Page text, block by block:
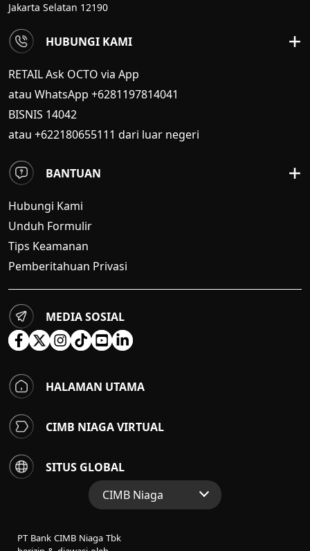
Jakarta Selatan 12190
HUBUNGI KAMI
RETAIL Ask OCTO via App
atau WhatsApp +6281197814041
BISNIS 14042
atau +622180655111 dari luar negeri
BANTUAN
Hubungi Kami
Unduh Formulir
Tips Keamanan
Pemberitahuan Privasi
MEDIA SOSIAL
HALAMAN UTAMA
CIMB NIAGA VIRTUAL
SITUS GLOBAL
CIMB Niaga
Perbankan Konsumen
PT Bank CIMB Niaga Tbk